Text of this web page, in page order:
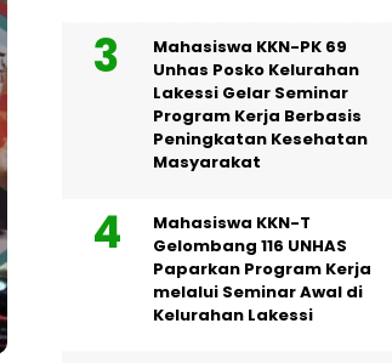
Mahasiswa KKN-PK 69
Unhas Posko Kelurahan
Lakessi Gelar Seminar
Program Kerja Berbasis
Peningkatan Kesehatan
Masyarakat
Mahasiswa KKN-T
Gelombang 116 UNHAS
Paparkan Program Kerja
melalui Seminar Awal di
Kelurahan Lakessi